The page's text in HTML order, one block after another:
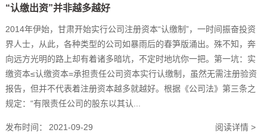
“认缴出资”并非越多越好
2014年伊始，甘肃开始实行公司注册资本“认缴制”，一时间振奋投资
界人士，从此，各种类型的公司如暴雨后的春笋版涌出。殊不知，奔
向远方光明的路上却有着诸多暗坑，不定时地坑你一把。第一坑：实
缴资本≤认缴资本=承担责任公司资本实行认缴制，虽然无需注册验资
报告，但并不代表着注册资本越多就越好。根据《公司法》第三条之
规定：“有限责任公司的股东以其认...
发布时间： 2021-09-29 阅读详情 >